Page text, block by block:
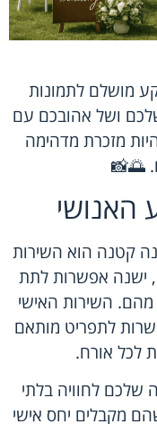
מושלם לתמונות
ושל אהובכם עם
מזכרת מדהימה
🌅📸
האנושי
קטנה הוא השירות
ישנה אפשרות לתת
השירות האישי
לתפריט מותאם
לכל אורח.
שלכם לחוויה בלתי
מקבלים יחס אישי